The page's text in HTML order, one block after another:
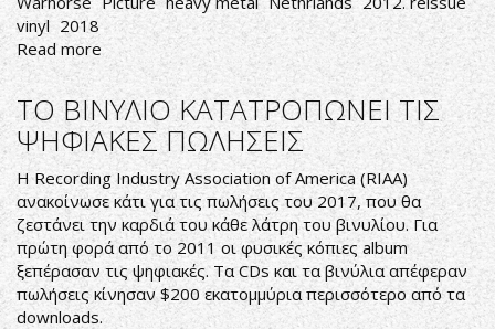
vinyl 2018
Read moreabout
ΕΠΑΝΑΚΥΚΛΟΦΟΡΙΑ
ΒΙΝΥΛΙΟΥ
ΤΟΥ
ΤΕΛΕΥΤΑΙΟΥ
ΔΙΣΚΟΥ
ΤΩΝ
PICTURE
ΤΟ ΒΙΝΥΛΙΟ ΚΑΤΑΤΡΟΠΩΝΕΙ ΤΙΣ
ΨΗΦΙΑΚΕΣ ΠΩΛΗΣΕΙΣ
Η Recording Industry Association of America (RIAA)
ανακοίνωσε κάτι για τις πωλήσεις του 2017, που θα
ζεστάνει την καρδιά του κάθε λάτρη του βινυλίου. Για
πρώτη φορά από το 2011 οι φυσικές κόπιες album
ξεπέρασαν τις ψηφιακές. Τα CDs και τα βινύλια απέφεραν
πωλήσεις κίνησαν $200 εκατομμύρια περισσότερο από τα
downloads.